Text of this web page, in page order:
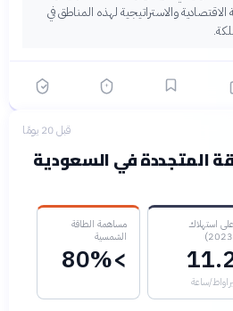
والاستراتيجية لهذه المناطق في
قبل 20 يومًا
المتجددة في السعودية
استهلاك
ساعة
مساهمة الطاقة
الشمسية
>80%